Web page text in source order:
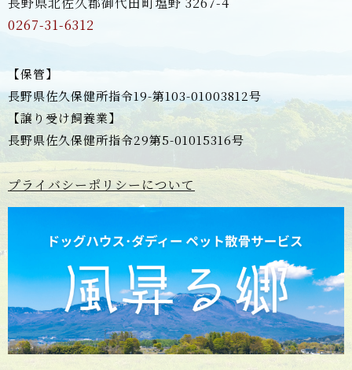
0267-31-6312
【保管】
長野県佐久保健所指令19-第103-01003812号
【譲り受け飼養業】
長野県佐久保健所指令29第5-01015316号
プライバシーポリシーについて